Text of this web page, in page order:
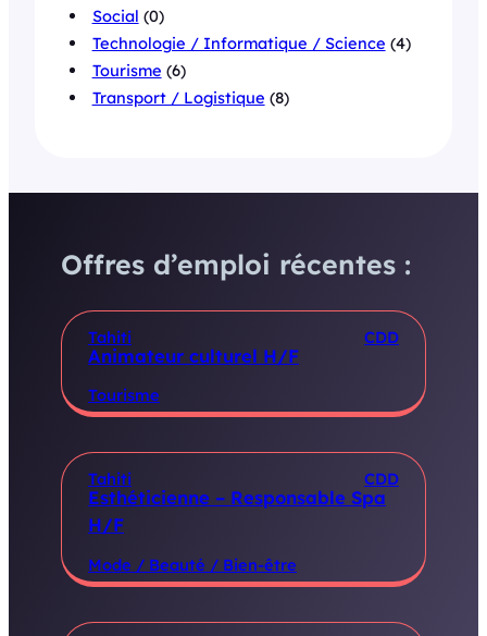
Social (0)
Technologie / Informatique / Science (4)
Tourisme (6)
Transport / Logistique (8)
Offres d’emploi récentes :
Tahiti CDD
Animateur culturel H/F
Tourisme
Tahiti CDD
Esthéticienne – Responsable Spa
H/F
Mode / Beauté / Bien-être